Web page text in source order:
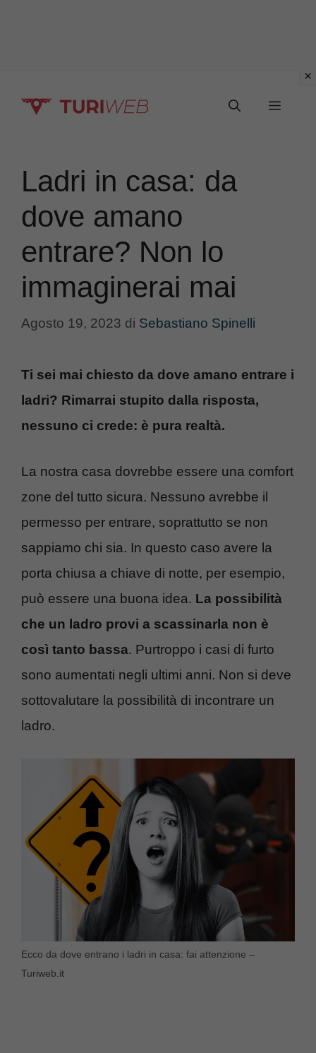
Menu
Ladri in casa: da
dove amano
entrare? Non lo
immaginerai mai
Agosto 19, 2023 di Sebastiano Spinelli
Ti sei mai chiesto da dove amano entrare i
ladri? Rimarrai stupito dalla risposta,
nessuno ci crede: è pura realtà.
La nostra casa dovrebbe essere una comfort
zone del tutto sicura. Nessuno avrebbe il
permesso per entrare, soprattutto se non
sappiamo chi sia. In questo caso avere la
porta chiusa a chiave di notte, per esempio,
può essere una buona idea. La possibilità
che un ladro provi a scassinarla non è
così tanto bassa. Purtroppo i casi di furto
sono aumentati negli ultimi anni. Non si deve
sottovalutare la possibilità di incontrare un
ladro.
Ecco da dove entrano i ladri in casa: fai attenzione –
Turiweb.it